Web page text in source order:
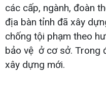
các cấp, ngành, đoàn
địa bàn tỉnh đã xây
chống tội phạm theo
bảo vệ ở cơ sở. Trong
xây dựng mới.